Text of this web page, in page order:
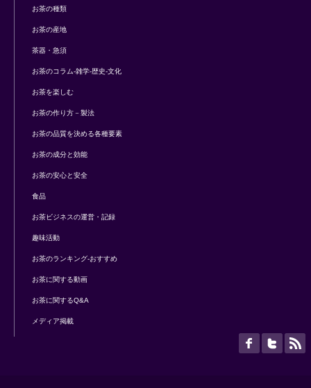
お茶の種類
お茶の産地
茶器・急須
お茶のコラム-雑学-歴史-文化
お茶を楽しむ
お茶の作り方－製法
お茶の品質を決める各種要素
お茶の成分と効能
お茶の安心と安全
食品
お茶ビジネスの運営・記録
趣味活動
お茶のランキング-おすすめ
お茶に関する動画
お茶に関するQ&A
メディア掲載